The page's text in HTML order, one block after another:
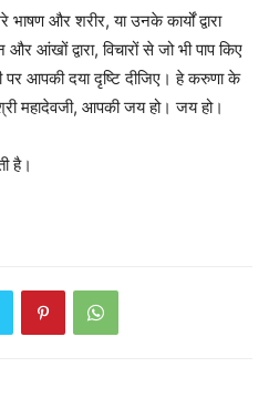
भाषण और शरीर, या उनके कार्यों द्वारा
और आंखों द्वारा, विचारों से जो भी पाप किए
पर आपकी दया दृष्टि दीजिए। हे करुणा के
महादेवजी, आपकी जय हो। जय हो।
है।